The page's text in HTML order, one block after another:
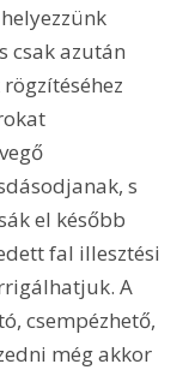
csak azután
s
el később
fal illesztési
A
csempézhető,
még akkor